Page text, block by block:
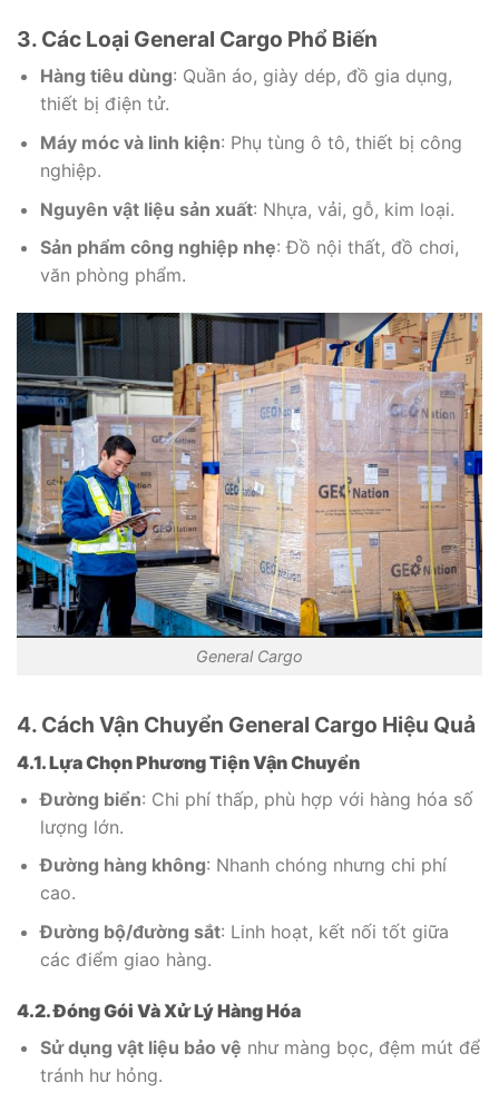
3. Các Loại General Cargo Phổ Biến
Hàng tiêu dùng: Quần áo, giày dép, đồ gia dụng,
thiết bị điện tử.
Máy móc và linh kiện: Phụ tùng ô tô, thiết bị công
nghiệp.
Nguyên vật liệu sản xuất: Nhựa, vải, gỗ, kim loại.
Sản phẩm công nghiệp nhẹ: Đồ nội thất, đồ chơi,
văn phòng phẩm.
General Cargo
4. Cách Vận Chuyển General Cargo Hiệu Quả
4.1. Lựa Chọn Phương Tiện Vận Chuyển
Đường biển: Chi phí thấp, phù hợp với hàng hóa số
lượng lớn.
Đường hàng không: Nhanh chóng nhưng chi phí
cao.
Đường bộ/đường sắt: Linh hoạt, kết nối tốt giữa
các điểm giao hàng.
4.2. Đóng Gói Và Xử Lý Hàng Hóa
Sử dụng vật liệu bảo vệ như màng bọc, đệm mút để
tránh hư hỏng.